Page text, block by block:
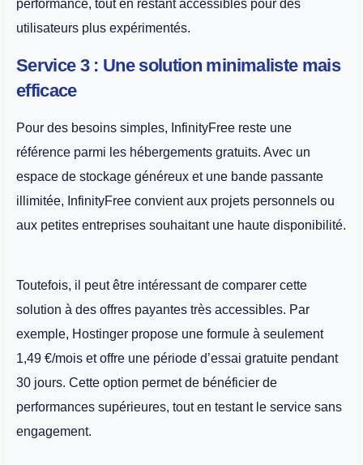
performance, tout en restant accessibles pour des
utilisateurs plus expérimentés.
Service 3 : Une solution minimaliste mais
efficace
Pour des besoins simples, InfinityFree reste une
référence parmi les hébergements gratuits. Avec un
espace de stockage généreux et une bande passante
illimitée, InfinityFree convient aux projets personnels ou
aux petites entreprises souhaitant une haute disponibilité.
Toutefois, il peut être intéressant de comparer cette
solution à des offres payantes très accessibles. Par
exemple, Hostinger propose une formule à seulement
1,49 €/mois et offre une période d’essai gratuite pendant
30 jours. Cette option permet de bénéficier de
performances supérieures, tout en testant le service sans
engagement.